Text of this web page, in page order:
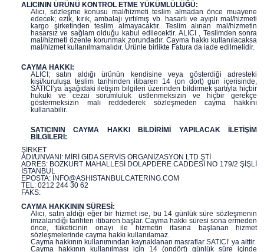
ALICININ ÜRÜNÜ KONTROL ETME YÜKÜMLÜLÜĞÜ:
Alıcı, sözleşme konusu mal/hizmeti teslim almadan önce muayene
edecek; ezik, kırık, ambalajı yırtılmış vb. hasarlı ve ayıplı mal/hizmeti
kargo şirketinden teslim almayacaktır. Teslim alınan mal/hizmetin
hasarsız ve sağlam olduğu kabul edilecektir. ALICI , Teslimden sonra
mal/hizmeti özenle korunmak zorundadır. Cayma hakkı kullanılacaksa
mal/hizmet kullanılmamalıdır. Ürünle birlikte Fatura da iade edilmelidir.
CAYMA HAKKI:
ALICI; satın aldığı ürünün kendisine veya gösterdiği adresteki
kişi/kuruluşa teslim tarihinden itibaren 14 (on dört) gün içerisinde,
SATICI’ya aşağıdaki iletişim bilgileri üzerinden bildirmek şartıyla hiçbir
hukuki ve cezai sorumluluk üstlenmeksizin ve hiçbir gerekçe
göstermeksizin malı reddederek sözleşmeden cayma hakkını
kullanabilir.
SATICININ CAYMA HAKKI BİLDİRİMİ YAPILACAK İLETİŞİM
BİLGİLERİ:
ŞİRKET
ADI/UNVANI: MİRİ GIDA SERVİS ORGANİZASYON LTD ŞTİ
ADRES: BOZKURT MAHALLESİ DOLAPDERE CADDESİ NO 179/2 ŞİŞLİ
İSTANBUL
EPOSTA: INFO@ASHISTANBULCATERING.COM
TEL: 0212 244 30 62
FAKS:
CAYMA HAKKININ SÜRESİ:
Alıcı, satın aldığı eğer bir hizmet ise, bu 14 günlük süre sözleşmenin
imzalandığı tarihten itibaren başlar. Cayma hakkı süresi sona ermeden
önce, tüketicinin onayı ile hizmetin ifasına başlanan hizmet
sözleşmelerinde cayma hakkı kullanılamaz.
Cayma hakkının kullanımından kaynaklanan masraflar SATICI’ ya aittir.
Cayma hakkının kullanılması için 14 (ondört) günlük süre içinde